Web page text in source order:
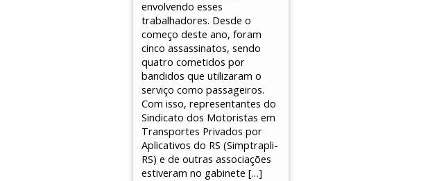
envolvendo esses
trabalhadores. Desde o
começo deste ano, foram
cinco assassinatos, sendo
quatro cometidos por
bandidos que utilizaram o
serviço como passageiros.
Com isso, representantes do
Sindicato dos Motoristas em
Transportes Privados por
Aplicativos do RS (Simptrapli-
RS) e de outras associações
estiveram no gabinete […]